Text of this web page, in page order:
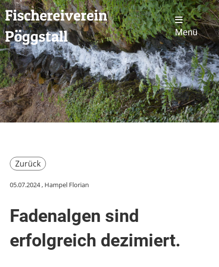
Fischereiverein
Pöggstall
Menü
Zurück
05.07.2024, Hampel Florian
Fadenalgen sind
erfolgreich dezimiert.